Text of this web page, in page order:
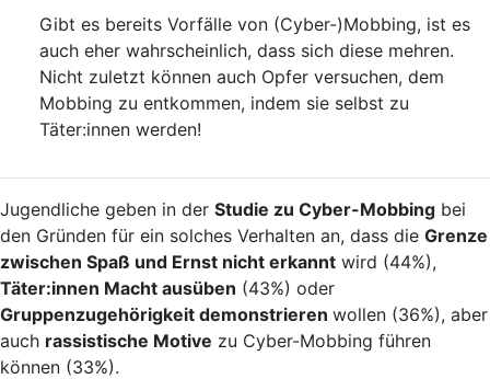
Gibt es bereits Vorfälle von (Cyber-)Mobbing, ist es
auch eher wahrscheinlich, dass sich diese mehren.
Nicht zuletzt können auch Opfer versuchen, dem
Mobbing zu entkommen, indem sie selbst zu
Täter:innen werden!
Jugendliche geben in der Studie zu Cyber-Mobbing bei
den Gründen für ein solches Verhalten an, dass die Grenze
zwischen Spaß und Ernst nicht erkannt wird (44%),
Täter:innen Macht ausüben (43%) oder
Gruppenzugehörigkeit demonstrieren wollen (36%), aber
auch rassistische Motive zu Cyber-Mobbing führen
können (33%).